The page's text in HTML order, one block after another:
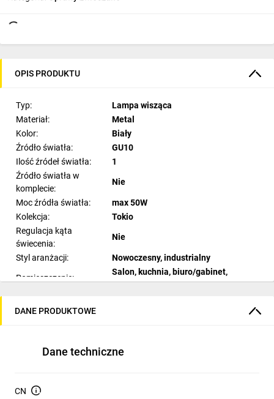
OPIS PRODUKTU
Typ:
Lampa wisząca
Materiał:
Metal
Kolor:
Biały
Źródło światła:
GU10
Ilość źródeł światła:
1
Źródło światła w
komplecie:
Nie
Moc źródła światła:
max 50W
Kolekcja:
Tokio
Regulacja kąta
świecenia:
Nie
Styl aranżacji: Nowoczesny, industrialny
Pomieszczenie:
Salon, kuchnia, biuro/gabinet,
jadalnia
Stopień ochrony:
Szerokość produktu
(cm):
DANE PRODUKTOWE
Dane techniczne
CN